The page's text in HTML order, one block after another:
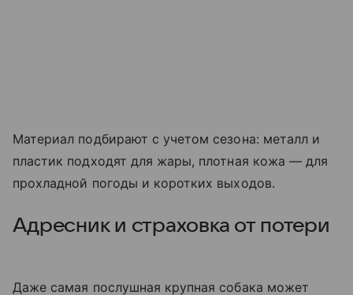
Материал подбирают с учетом сезона: металл и
пластик подходят для жары, плотная кожа — для
прохладной погоды и коротких выходов.
Адресник и страховка от потери
Даже самая послушная крупная собака может